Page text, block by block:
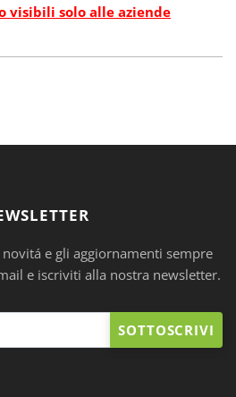
visibili solo alle aziende
e gli aggiornamenti sempre
e iscriviti alla nostra newsletter.
SOTTOSCRIVI